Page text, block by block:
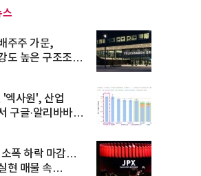
스
주주 가문,
도 높은 구조조정
'엑사원', 산업
구글·알리바바
폭 하락 마감…
현 매물 속